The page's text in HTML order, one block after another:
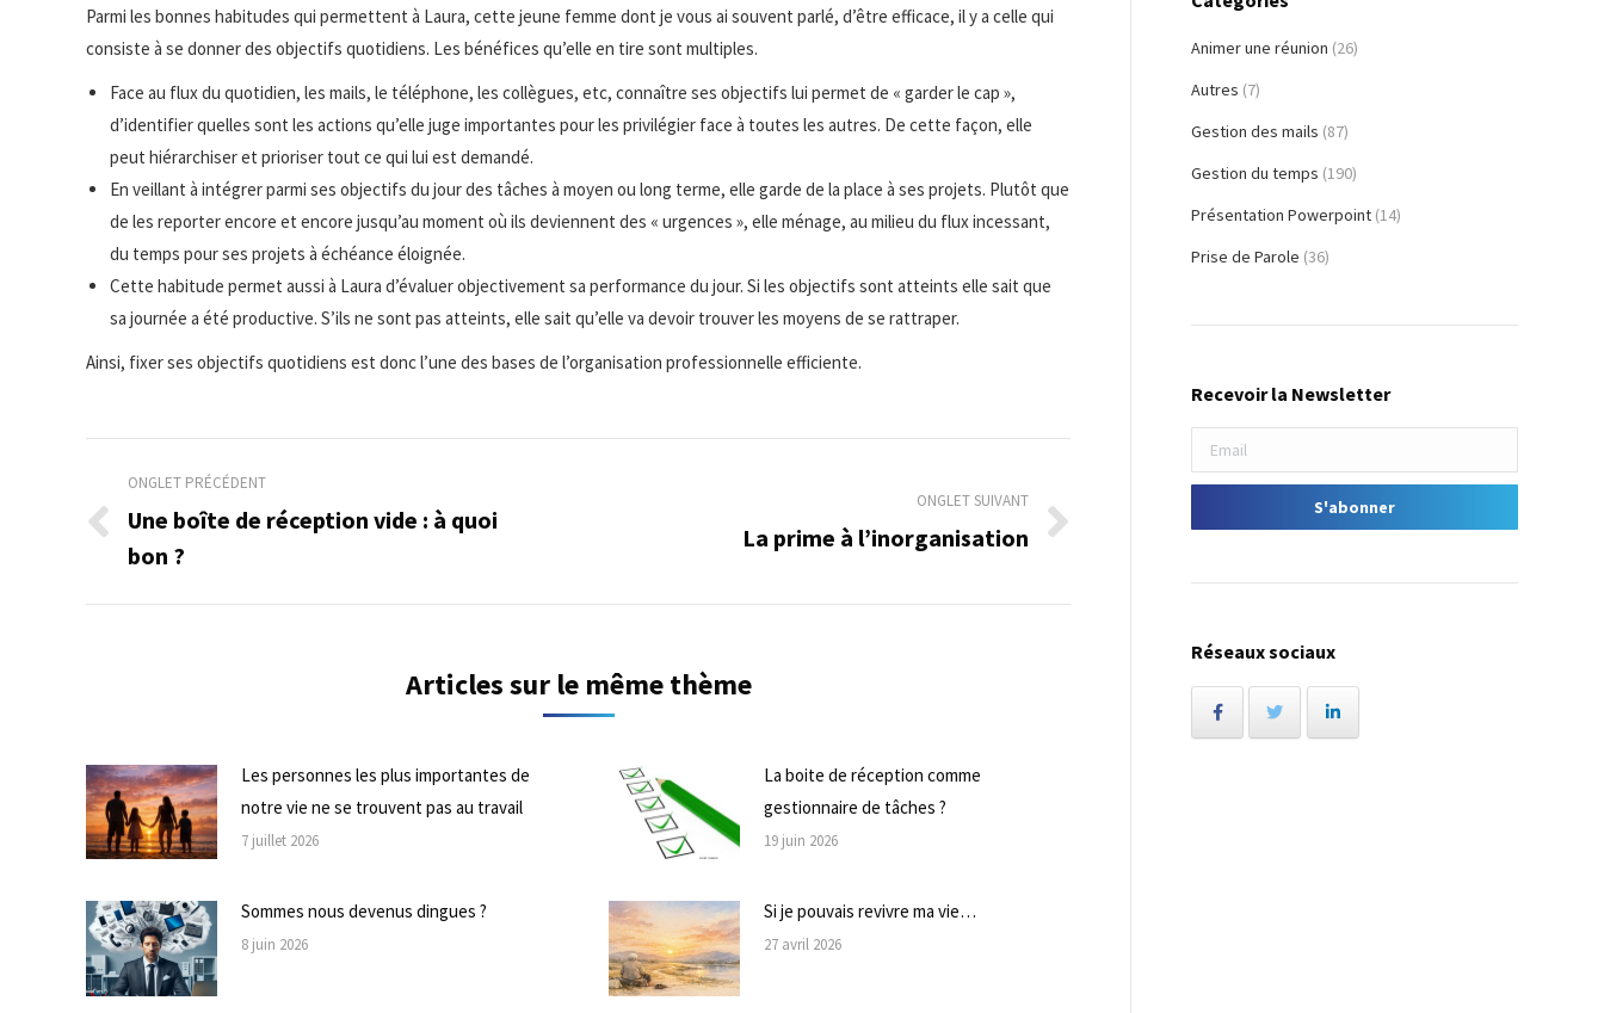
Parmi les bonnes habitudes qui permettent à Laura, cette jeune femme dont je vous ai souvent parlé, d’être efficace, il y a celle qui
consiste à se donner des objectifs quotidiens. Les bénéfices qu’elle en tire sont multiples.
Face au flux du quotidien, les mails, le téléphone, les collègues, etc, connaître ses objectifs lui permet de « garder le cap »,
d’identifier quelles sont les actions qu’elle juge importantes pour les privilégier face à toutes les autres. De cette façon, elle
peut hiérarchiser et prioriser tout ce qui lui est demandé.
En veillant à intégrer parmi ses objectifs du jour des tâches à moyen ou long terme, elle garde de la place à ses projets. Plutôt que
de les reporter encore et encore jusqu’au moment où ils deviennent des « urgences », elle ménage, au milieu du flux incessant,
du temps pour ses projets à échéance éloignée.
Cette habitude permet aussi à Laura d’évaluer objectivement sa performance du jour. Si les objectifs sont atteints elle sait que
sa journée a été productive. S’ils ne sont pas atteints, elle sait qu’elle va devoir trouver les moyens de se rattraper.
Ainsi, fixer ses objectifs quotidiens est donc l’une des bases de l’organisation professionnelle efficiente.
Navigation
de
commentaire
ONGLET PRÉCÉDENT
Onglet
précédent
Une boîte de réception vide : à quoi
bon ?
ONGLET SUIVANT
La prime à l’inorganisation
Articles sur le même thème
Les personnes les plus importantes de
notre vie ne se trouvent pas au travail
7 juillet 2026
La boite de réception comme
gestionnaire de tâches ?
19 juin 2026
Sommes nous devenus dingues ?
8 juin 2026
Si je pouvais revivre ma vie…
27 avril 2026
Animer une réunion (26)
Autres (7)
Gestion des mails (87)
Gestion du temps (190)
Présentation Powerpoint (14)
Prise de Parole (36)
Recevoir la Newsletter
Réseaux sociaux